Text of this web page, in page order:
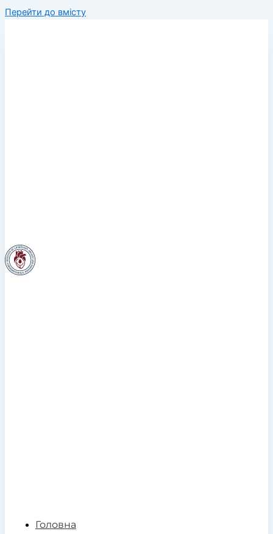
Перейти до вмісту
Головна